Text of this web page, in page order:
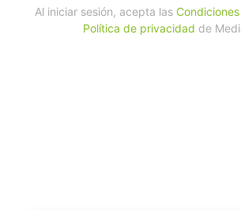
Al iniciar sesión, acepta las
Política de privacidad de